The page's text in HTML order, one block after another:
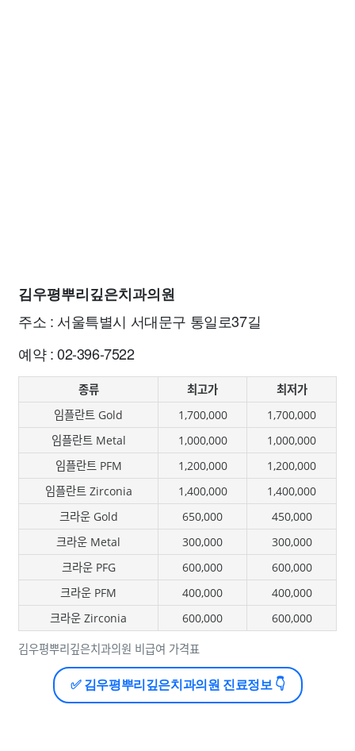
김우평뿌리깊은치과의원
주소 : 서울특별시 서대문구 통일로37길
예약 : 02-396-7522
김우평뿌리깊은치과의원 비급여 가격표
종류 최고가
최저가
임플란트 Gold
1,700,000
1,700,000
임플란트 Metal
1,000,000
1,000,000
임플란트 PFM
1,200,000
1,200,000
임플란트 Zirconia
1,400,000
1,400,000
크라운 Gold
650,000
450,000
크라운 Metal
300,000
300,000
크라운 PFG
600,000
600,000
크라운 PFM
400,000
400,000
크라운 Zirconia
600,000 600,000
✅ 김우평뿌리깊은치과의원 진료정보 👇